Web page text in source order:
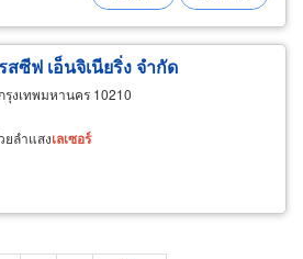
ซีฟ เอ็นจิเนียริ่ง จำกัด
งเทพมหานคร 10210
ยลำแสงเลเซอร์